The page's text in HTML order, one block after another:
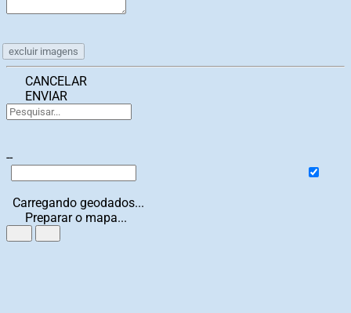
excluir imagens
CANCELAR
ENVIAR
--
Carregando geodados...
Preparar o mapa...